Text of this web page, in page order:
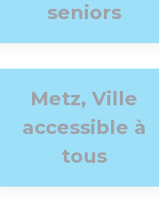
seniors
Metz, Ville
accessible à
tous